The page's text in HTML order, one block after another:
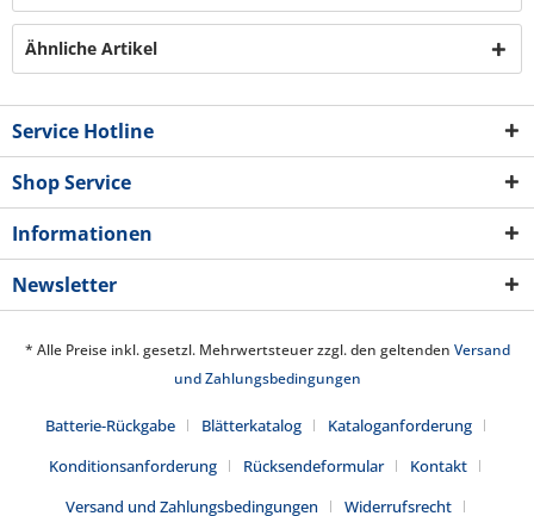
Ähnliche Artikel
Service Hotline
Shop Service
Informationen
Newsletter
* Alle Preise inkl. gesetzl. Mehrwertsteuer zzgl. den geltenden Versand
und Zahlungsbedingungen
Batterie-Rückgabe Blätterkatalog
Kataloganforderung
Konditionsanforderung
Rücksendeformular
Kontakt
Versand und Zahlungsbedingungen
Widerrufsrecht